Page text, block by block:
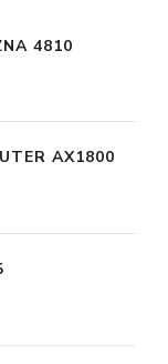
4810
AX1800